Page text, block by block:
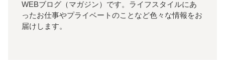
WEBブログ（マガジン）です。ライフスタイルにあ
ったお仕事やプライベートのことなど色々な情報をお
届けします。